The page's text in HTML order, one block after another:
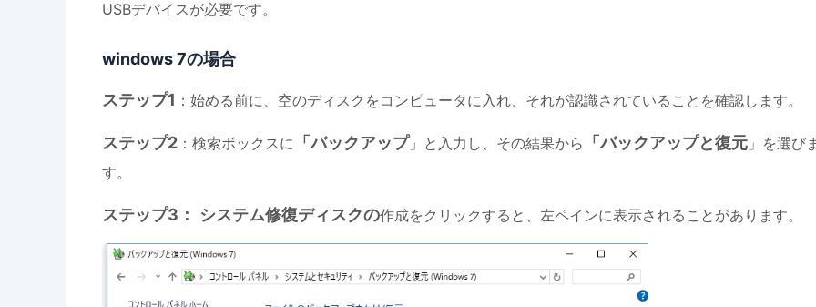
USBデバイスが必要です。
windows 7の場合
ステップ1 ：始める前に、空のディスクをコンピュータに入れ、それが認識されていることを確認します。
ステップ2 ：検索ボックスに 「バックアップ」と入力し、その結果から 「バックアップと復元 」を選び
す。
ステップ3： システム修復ディスクの作成をクリックすると、左ペインに表示されることがあります。